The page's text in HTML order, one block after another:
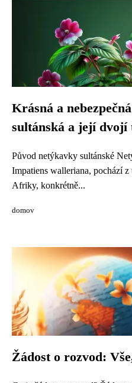
Krásná a
sultánská a její dvojí
Původ netýkavky sultánské
Impatiens walleriana, pochází
Afriky, konkrétně...
domov
Žádost o rozvod: